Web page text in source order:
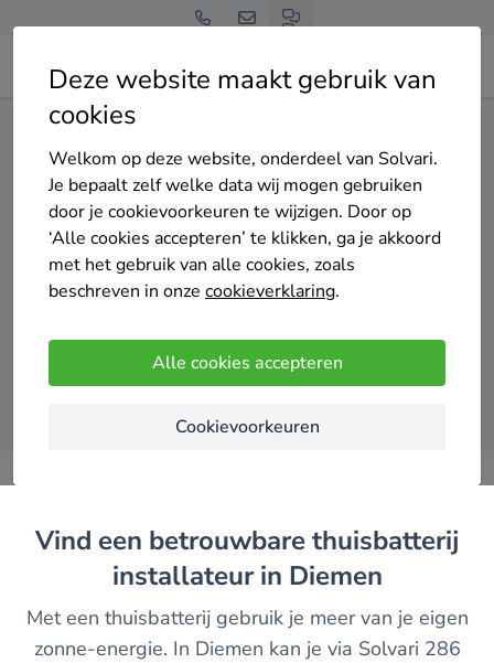
Deze website maakt gebruik van
cookies
Welkom op deze website, onderdeel van Solvari.
Je bepaalt zelf welke data wij mogen gebruiken
door je cookievoorkeuren te wijzigen. Door op
‘Alle cookies accepteren’ te klikken, ga je akkoord
met het gebruik van alle cookies, zoals
beschreven in onze cookieverklaring.
Alle cookies accepteren
Cookievoorkeuren
Home Thuisbatterij
Gratis en vrijblijvend
Top 20 thuisbatterij
installateurs in Diemen
Vergelijk offertes
Vind een betrouwbare thuisbatterij
installateur in Diemen
Met een thuisbatterij gebruik je meer van je eigen
zonne-energie. In Diemen kan je via Solvari 286